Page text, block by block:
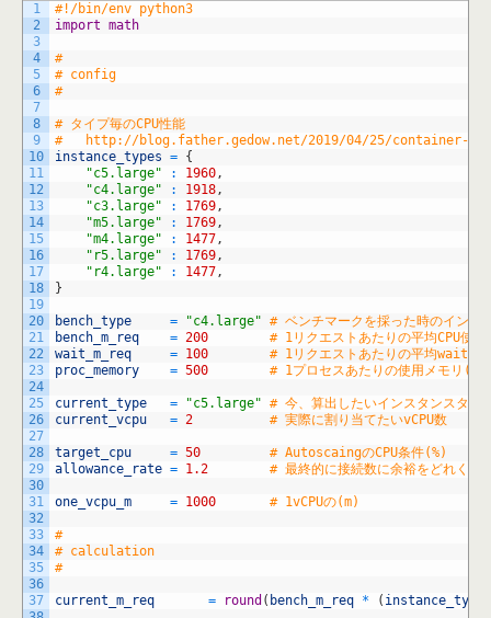
1
2
3
4
5
6
7
8
9
10
11
12
13
14
15
16
17
18
19
20
21
22
23
24
25
26
27
28
29
30
31
32
33
34
35
36
37
#!/bin/env python3
import math
#
# config
#
# タイプ毎のCPU性能
#   http://blog.father.gedow.net/2019/04/25/container-
instance_types = {
"c5.large"
: 1960,
"c4.large"
: 1918,
"c3.large"
: 1769,
"m5.large"
: 1769,
"m4.large"
: 1477,
"r5.large"
: 1769,
"r4.large"
: 1477,
}
bench_type = "c4.large" # ベンチマークを採った時のインス
bench_m_req
= 200
# 1リクエストあたりの平均CPU使
wait_m_req
= 100
# 1リクエストあたりの平均wait
proc_memory
= 500 # 1プロセスあたりの使用メモリ
current_type = "c5.large" # 今、算出したいインスタンスタイ
current_vcpu
= 2 # 実際に割り当てたいvCPU数
target_cpu = 50
# AutoscaingのCPU条件(%)
allowance_rate = 1.2 # 最終的に接続数に余裕をどれくら
one_vcpu_m = 1000 # 1vCPUの(m)
#
# calculation
#
current_m_req = round ( bench_m_req * ( instance_types